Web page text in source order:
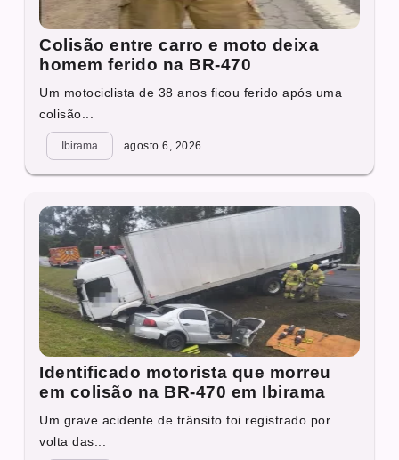
Colisão entre carro e moto deixa
homem ferido na BR-470
Um motociclista de 38 anos ficou ferido após uma
colisão...
Ibirama agosto 6, 2026
Identificado motorista que morreu
em colisão na BR-470 em Ibirama
Um grave acidente de trânsito foi registrado por
volta das...